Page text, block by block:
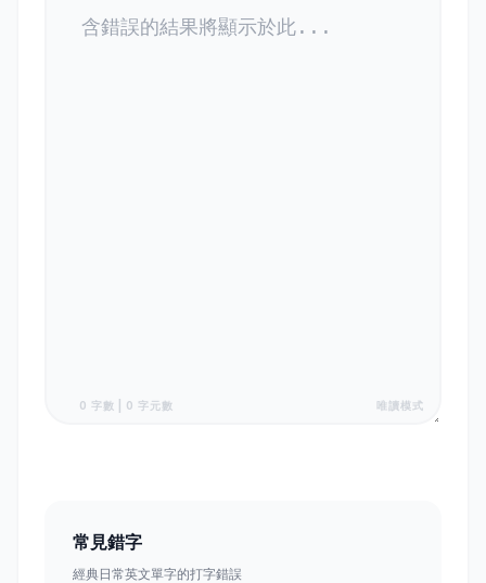
0 字數 | 0 字元數 唯讀模式
常見錯字
經典日常英文單字的打字錯誤